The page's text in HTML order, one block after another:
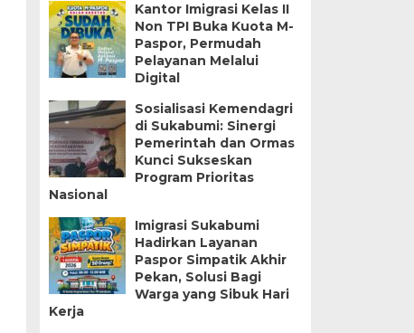
Kantor Imigrasi Kelas II
Non TPI Buka Kuota M-
Paspor, Permudah
Pelayanan Melalui
Digital
Sosialisasi Kemendagri
di Sukabumi: Sinergi
Pemerintah dan Ormas
Kunci Sukseskan
Program Prioritas
Nasional
Imigrasi Sukabumi
Hadirkan Layanan
Paspor Simpatik Akhir
Pekan, Solusi Bagi
Warga yang Sibuk Hari
Kerja